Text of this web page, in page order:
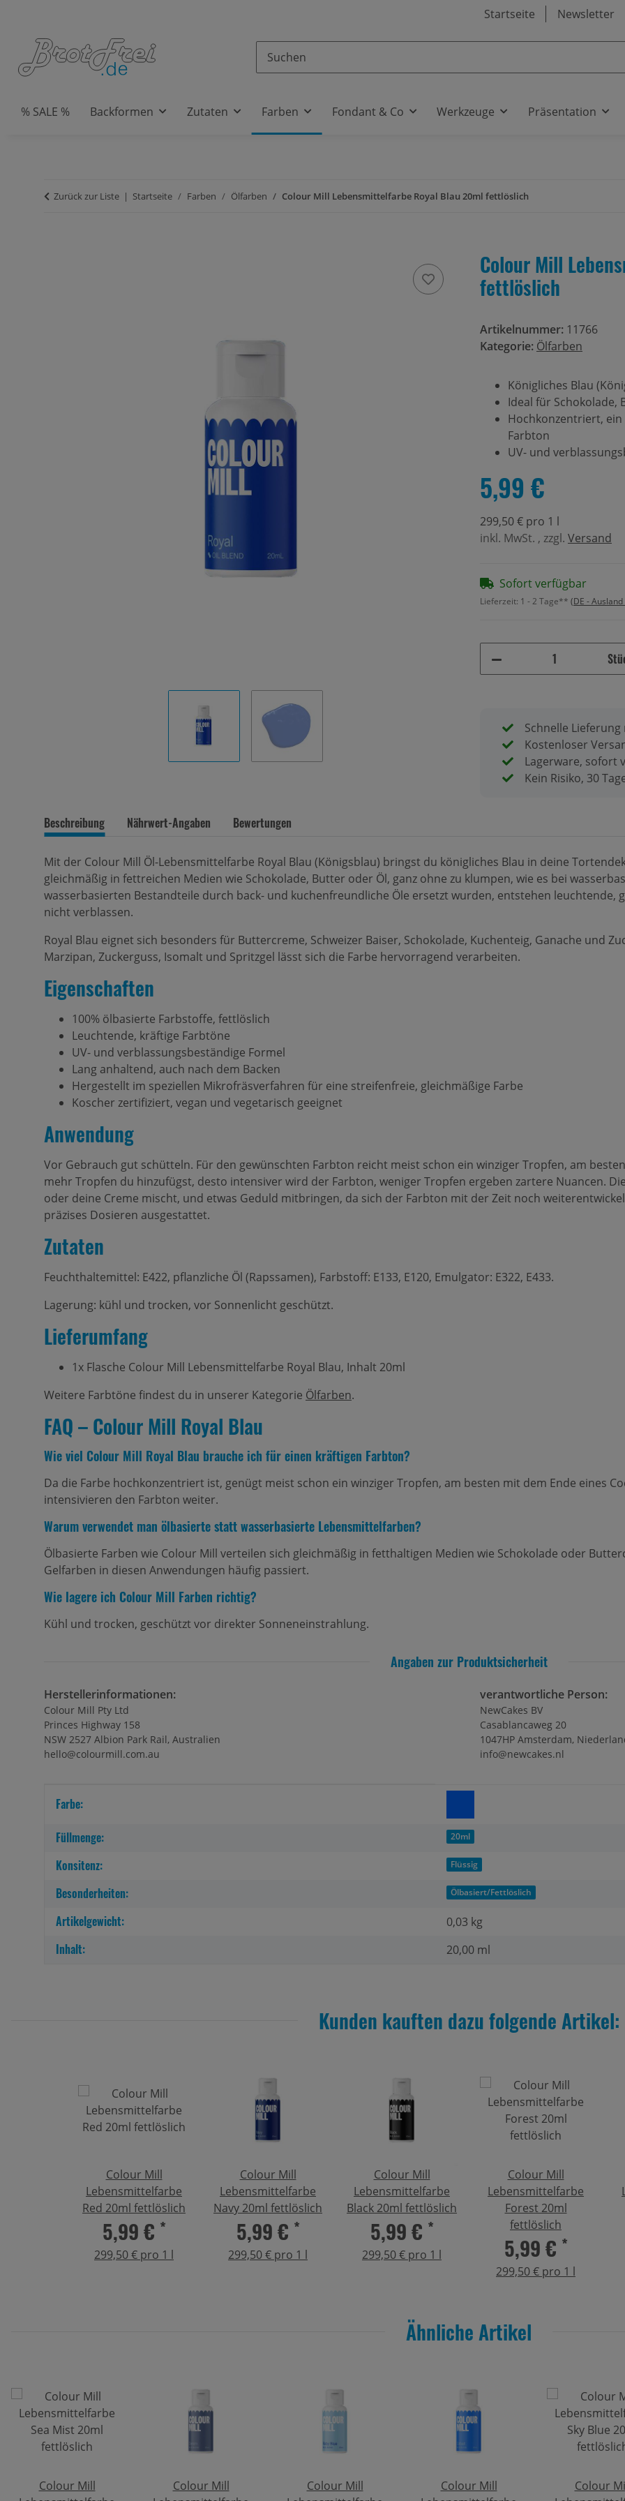
Startseite Newsletter
% SALE % Backformen Zutaten Farben Fondant & Co Werkzeuge Präsentation
Zurück zur Liste Startseite Farben Ölfarben Colour Mill Lebensmittelfarbe Royal Blau 20ml fettlöslich
Colour Mill
fettlöslich
Artikelnummer: 11766
Kategorie: Ölfarben
Königliches Blau
Ideal für Schokolade,
Hochkonzentriert,
Farbton
UV- und
5,99 €
299,50 € pro 1 l
inkl. MwSt. , zzgl. Versand
Sofort verfügbar
Lieferzeit: 1 - 2 Tage** (DE -
Schnelle Lieferung
Kostenloser
Lagerware, sofort
Kein Risiko, 30
Beschreibung Nährwert-Angaben Bewertungen
Mit der Colour Mill Öl-Lebensmittelfarbe Royal Blau (Königsblau) bringst du königliches Blau in deine
gleichmäßig in fettreichen Medien wie Schokolade, Butter oder Öl, ganz ohne zu klumpen, wie es bei
wasserbasierten Bestandteile durch back- und kuchenfreundliche Öle ersetzt wurden, entstehen leuchtende,
nicht verblassen.
Royal Blau eignet sich besonders für Buttercreme, Schweizer Baiser, Schokolade, Kuchenteig, Ganache und
Marzipan, Zuckerguss, Isomalt und Spritzgel lässt sich die Farbe hervorragend verarbeiten.
Eigenschaften
100% ölbasierte Farbstoffe, fettlöslich
Leuchtende, kräftige Farbtöne
UV- und verblassungsbeständige Formel
Lang anhaltend, auch nach dem Backen
Hergestellt im speziellen Mikrofräsverfahren für eine streifenfreie, gleichmäßige Farbe
Koscher zertifiziert, vegan und vegetarisch geeignet
Anwendung
Vor Gebrauch gut schütteln. Für den gewünschten Farbton reicht meist schon ein winziger Tropfen, am
mehr Tropfen du hinzufügst, desto intensiver wird der Farbton, weniger Tropfen ergeben zartere Nuancen.
oder deine Creme mischt, und etwas Geduld mitbringen, da sich der Farbton mit der Zeit noch
präzises Dosieren ausgestattet.
Zutaten
Feuchthaltemittel: E422, pflanzliche Öl (Rapssamen), Farbstoff: E133, E120, Emulgator: E322, E433.
Lagerung: kühl und trocken, vor Sonnenlicht geschützt.
Lieferumfang
1x Flasche Colour Mill Lebensmittelfarbe Royal Blau, Inhalt 20ml
Weitere Farbtöne findest du in unserer Kategorie Ölfarben.
FAQ – Colour Mill Royal Blau
Wie viel Colour Mill Royal Blau brauche ich für einen kräftigen Farbton?
Da die Farbe hochkonzentriert ist, genügt meist schon ein winziger Tropfen, am besten mit dem Ende eines
intensivieren den Farbton weiter.
Warum verwendet man ölbasierte statt wasserbasierte Lebensmittelfarben?
Ölbasierte Farben wie Colour Mill verteilen sich gleichmäßig in fetthaltigen Medien wie Schokolade oder
Gelfarben in diesen Anwendungen häufig passiert.
Wie lagere ich Colour Mill Farben richtig?
Kühl und trocken, geschützt vor direkter Sonneneinstrahlung.
Angaben zur Produktsicherheit
Herstellerinformationen:
Colour Mill Pty Ltd
Princes Highway 158
NSW 2527 Albion Park Rail, Australien
hello@colourmill.com.au
verantwortliche Person:
NewCakes BV
Casablancaweg 20
1047HP Amsterdam,
info@newcakes.nl
Produkteigenschaft
Wert
Farbe:
Füllmenge:
20ml
Konsitenz: Flüssig
Besonderheiten: Ölbasiert/Fettlöslich
Artikelgewicht: 0,03 kg
Inhalt: 20,00 ml
Kunden kauften dazu folgende Artikel:
Colour Mill
Lebensmittelfarbe
Red 20ml fettlöslich
5,99 € *
299,50 € pro 1 l
Colour Mill
Lebensmittelfarbe
Navy 20ml fettlöslich
5,99 € *
299,50 € pro 1 l
Colour Mill
Lebensmittelfarbe
Black 20ml fettlöslich
5,99 € *
299,50 € pro 1 l
Colour Mill
Lebensmittelfarbe
Forest 20ml
fettlöslich
5,99 € *
299,50 € pro 1 l
Ähnliche Artikel
Colour Mill
Colour Mill
Colour Mill
Colour Mill
Colour